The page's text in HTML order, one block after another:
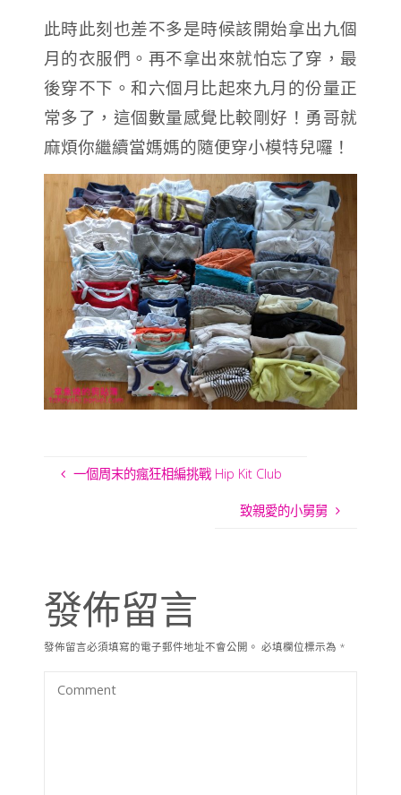
此時此刻也差不多是時候該開始拿出九個
月的衣服們。再不拿出來就怕忘了穿，最
後穿不下。和六個月比起來九月的份量正
常多了，這個數量感覺比較剛好！勇哥就
麻煩你繼續當媽媽的隨便穿小模特兒囉！
一個周末的瘋狂相編挑戰 Hip Kit Club
致親愛的小舅舅
發佈留言
發佈留言必須填寫的電子郵件地址不會公開。 必填欄位標示為 *